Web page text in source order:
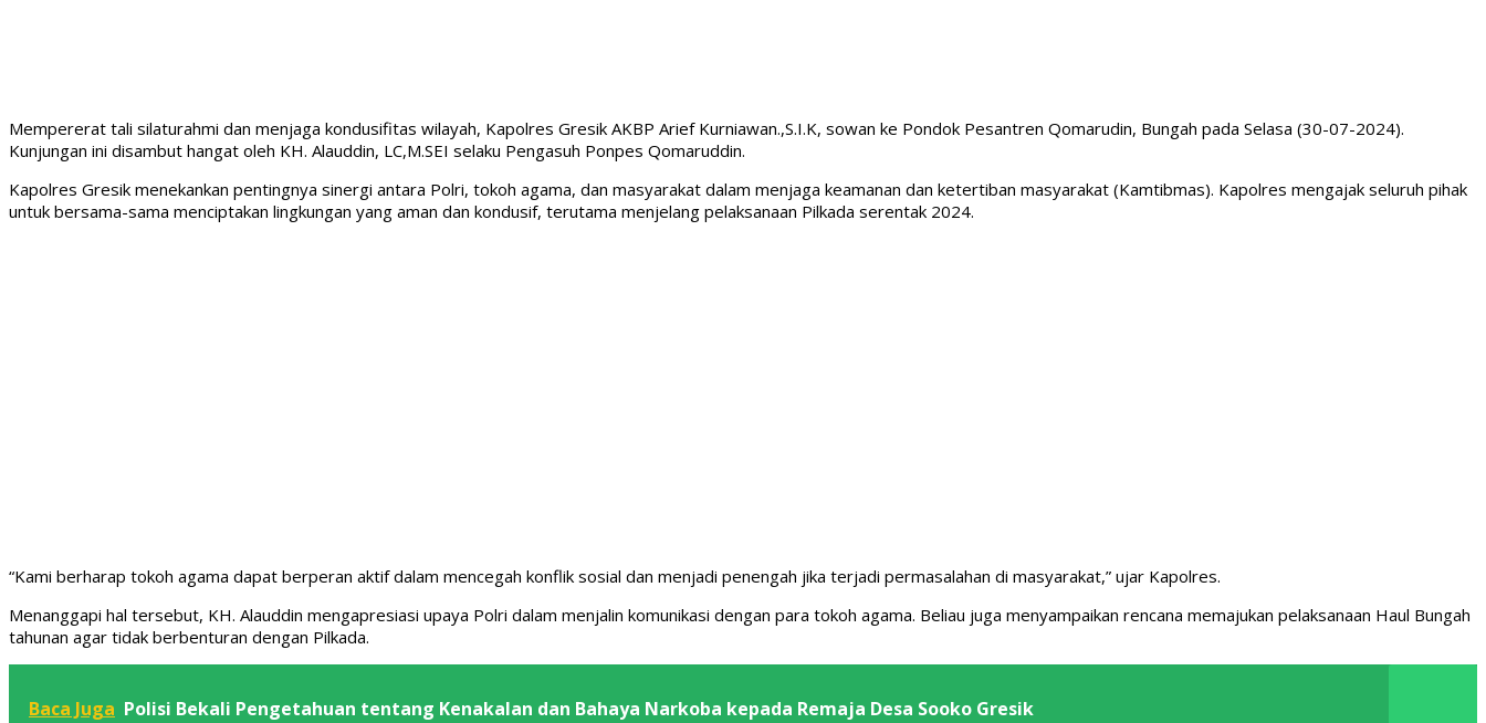
Mempererat tali silaturahmi dan menjaga kondusifitas wilayah, Kapolres Gresik AKBP Arief Kurniawan.,S.I.K, sowan ke Pondok Pesantren Qomarudin, Bungah pada Selasa (30-07-2024).
Kunjungan ini disambut hangat oleh KH. Alauddin, LC,M.SEI selaku Pengasuh Ponpes Qomaruddin.
Kapolres Gresik menekankan pentingnya sinergi antara Polri, tokoh agama, dan masyarakat dalam menjaga keamanan dan ketertiban masyarakat (Kamtibmas). Kapolres mengajak seluruh pihak
untuk bersama-sama menciptakan lingkungan yang aman dan kondusif, terutama menjelang pelaksanaan Pilkada serentak 2024.
“Kami berharap tokoh agama dapat berperan aktif dalam mencegah konflik sosial dan menjadi penengah jika terjadi permasalahan di masyarakat,” ujar Kapolres.
Menanggapi hal tersebut, KH. Alauddin mengapresiasi upaya Polri dalam menjalin komunikasi dengan para tokoh agama. Beliau juga menyampaikan rencana memajukan pelaksanaan Haul Bungah
tahunan agar tidak berbenturan dengan Pilkada.
Baca Juga Polisi Bekali Pengetahuan tentang Kenakalan dan Bahaya Narkoba kepada Remaja Desa Sooko Gresik